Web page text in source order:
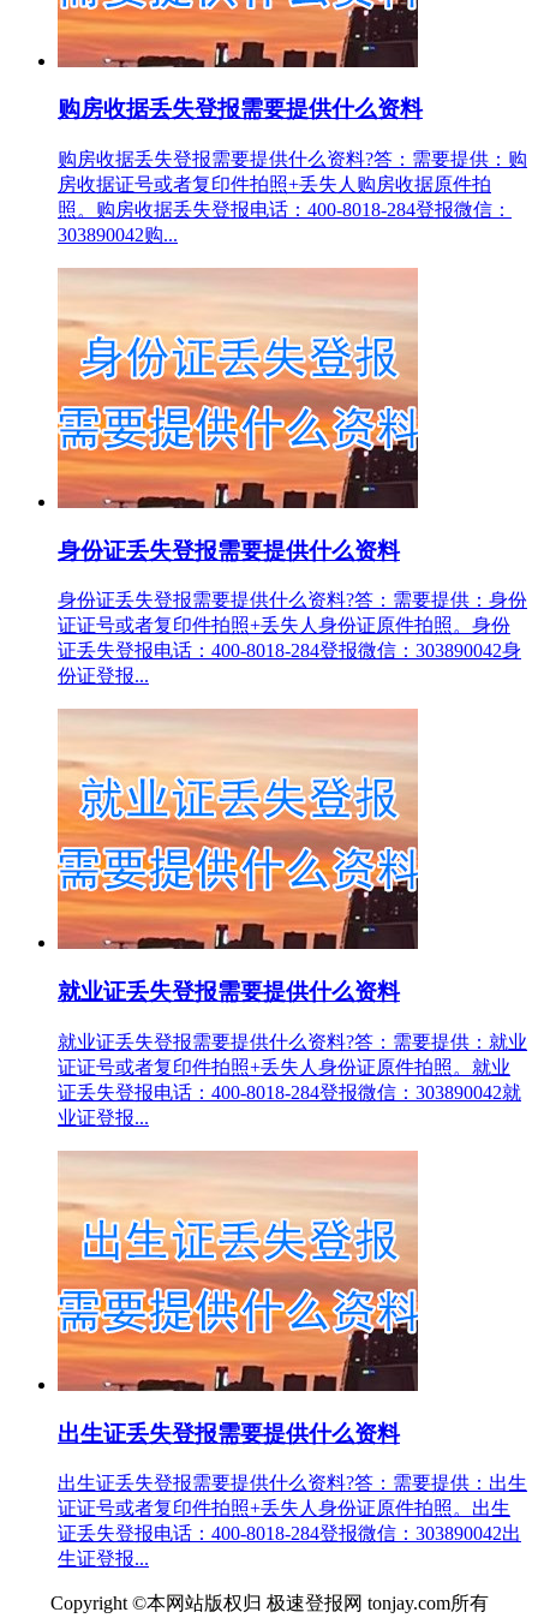
购房收据丢失登报需要提供什么资料
购房收据丢失登报需要提供什么资料?答：需要提供：购
房收据证号或者复印件拍照+丢失人购房收据原件拍
照。购房收据丢失登报电话：400-8018-284登报微信：
303890042购...
身份证丢失登报需要提供什么资料
身份证丢失登报需要提供什么资料?答：需要提供：身份
证证号或者复印件拍照+丢失人身份证原件拍照。身份
证丢失登报电话：400-8018-284登报微信：303890042身
份证登报...
就业证丢失登报需要提供什么资料
就业证丢失登报需要提供什么资料?答：需要提供：就业
证证号或者复印件拍照+丢失人身份证原件拍照。就业
证丢失登报电话：400-8018-284登报微信：303890042就
业证登报...
出生证丢失登报需要提供什么资料
出生证丢失登报需要提供什么资料?答：需要提供：出生
证证号或者复印件拍照+丢失人身份证原件拍照。出生
证丢失登报电话：400-8018-284登报微信：303890042出
生证登报...
Copyright ©本网站版权归 极速登报网 tonjay.com所有